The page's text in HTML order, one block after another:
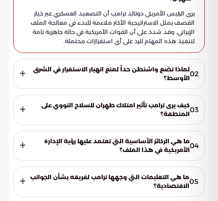
يرى الرئيس الأمريكي دونالد ترامب أن التصعيد العسكري عبر خيار
القصف يمثل الاستراتيجية الأكثر ملاءمة للبدء في معالجة الملف
الإيراني. وقد شدد على أن القوات الأمريكية في حالة جاهزية تامة
لتنفيذ هذه المهام للرد على أي استفزازات محتملة.
02لماذا تضع واشنطن حداً لمنع انهيار الاستقرار في الشرق
الأوسط؟
تعتبر واشنطن استقرار المنطقة أمراً حيوياً لتفادي انتقال حالة
الفوضى إلى القارة الأوروبية وصولاً إلى الولايات المتحدة الأمريكية.
تهدف هذه الخطوة إلى حماية المصالح الدولية وضمان عدم03كيف يرى ترامب تأثير امتلاك طهران للسلاح النووي على
المنطقة؟
يعتقد ترامب أن امتلاك طهران للسلاح النووي يمثل بداية النهاية
لاستقرار منطقة الشرق الأوسط. كما يراه تهديداً مباشراً لوجود
الحلفاء، وتحديداً إسرائيل، وهو أمر أكدت الإدارة الأمريكية أنها لن
تسمح به تحت أي ظرف من الظروف.
04ما هي الركائز الأساسية التي تعتمد عليها رؤية الإدارة
الأمريكية في هذا الملف؟
تستند الرؤية الأمريكية إلى ثلاثة ركائز أساسية: أولاً، منع التمدد
النووي الإيراني. ثانياً، الحفاظ على الجاهزية الميدانية الكاملة كخيار
أول للردع. ثالثاً، إدارة التوقعات الاقتصادية والتعامل مع أي05ما هي التعليمات التي وجهها ترامب لفريقه بشأن الجوانب
الاقتصادية؟